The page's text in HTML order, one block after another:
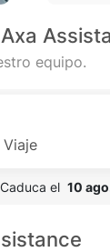
equipo.
Viaje
Caduca el 10